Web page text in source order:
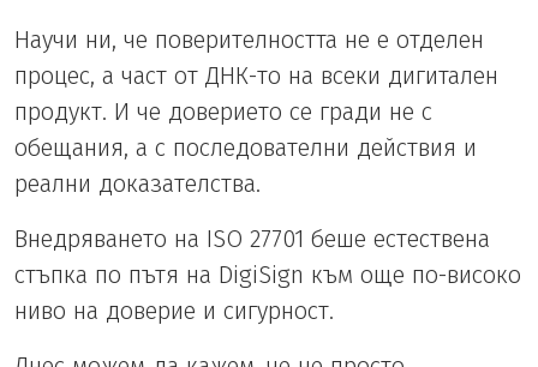
Научи ни, че поверителността не е отделен
процес, а част от ДНК-то на всеки дигитален
продукт. И че доверието се гради не с
обещания, а с последователни действия и
реални доказателства.
Внедряването на ISO 27701 беше естествена
стъпка по пътя на DigiSign към още по-високо
ниво на доверие и сигурност.